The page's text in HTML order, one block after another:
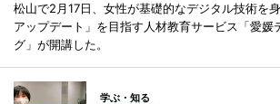
松山で2月17日、女性が基礎的なデジタル技術を
アップデート」を目指す人材教育サービス「愛媛
グ」が開講した。
学ぶ・知る